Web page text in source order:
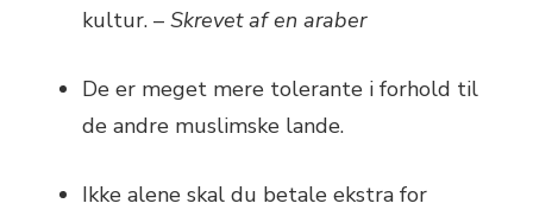
kultur. – Skrevet af en araber
De er meget mere tolerante i forhold til
de andre muslimske lande.
Ikke alene skal du betale ekstra for